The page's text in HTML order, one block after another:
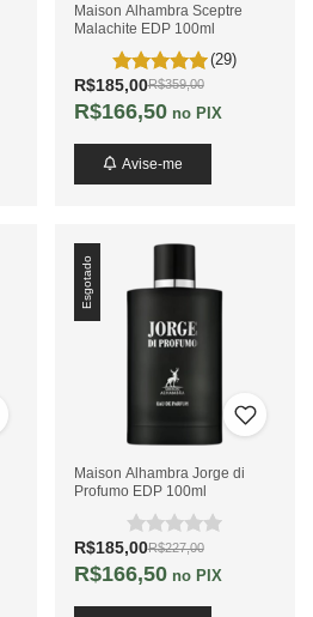
Maison Alhambra Sceptre
Malachite EDP 100ml
(29)
R$185,00R$359,00
R$166,50no PIX
Avise-me
Esgotado
Maison Alhambra Jorge di
Profumo EDP 100ml
R$185,00R$227,00
R$166,50no PIX